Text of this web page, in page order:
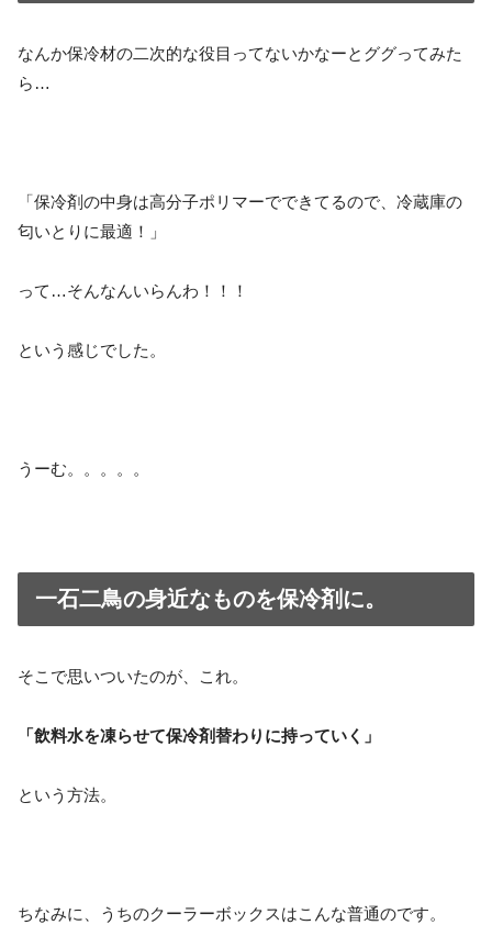
なんか保冷材の二次的な役目ってないかなーとググってみた
ら…
「保冷剤の中身は高分子ポリマーでできてるので、冷蔵庫の
匂いとりに最適！」
って…そんなんいらんわ！！！
という感じでした。
うーむ。。。。。
一石二鳥の身近なものを保冷剤に。
そこで思いついたのが、これ。
「飲料水を凍らせて保冷剤替わりに持っていく」
という方法。
ちなみに、うちのクーラーボックスはこんな普通のです。